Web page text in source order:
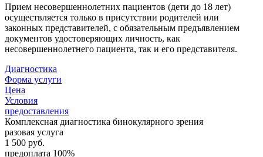
Прием несовершеннолетних пациентов (дети до 18 лет)
осуществляется только в присутствии родителей или
законных представителей, с обязательным предъявлением
документов удостоверяющих личность, как
несовершеннолетнего пациента, так и его представителя.
Диагностика
Форма услуги
Цена
Условия
предоставления
Комплексная диагностика бинокулярного зрения
разовая услуга
1 500 руб.
предоплата 100%